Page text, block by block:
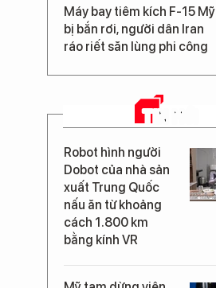
Máy bay tiêm kích F-15 Mỹ
bị bắn rơi, người dân Iran
ráo riết săn lùng phi công
TIN MỚI
Robot hình người
Dobot của nhà sản
xuất Trung Quốc
nấu ăn từ khoảng
cách 1.800 km
bằng kính VR